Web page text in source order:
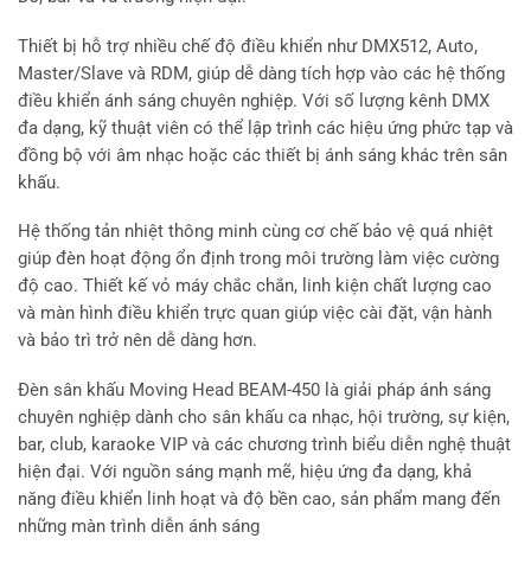
Thiết bị hỗ trợ nhiều chế độ điều khiển như DMX512, Auto,
Master/Slave và RDM, giúp dễ dàng tích hợp vào các hệ thống
điều khiển ánh sáng chuyên nghiệp. Với số lượng kênh DMX
đa dạng, kỹ thuật viên có thể lập trình các hiệu ứng phức tạp và
đồng bộ với âm nhạc hoặc các thiết bị ánh sáng khác trên sân
khấu.
Hệ thống tản nhiệt thông minh cùng cơ chế bảo vệ quá nhiệt
giúp đèn hoạt động ổn định trong môi trường làm việc cường
độ cao. Thiết kế vỏ máy chắc chắn, linh kiện chất lượng cao
và màn hình điều khiển trực quan giúp việc cài đặt, vận hành
và bảo trì trở nên dễ dàng hơn.
Đèn sân khấu Moving Head BEAM-450 là giải pháp ánh sáng
chuyên nghiệp dành cho sân khấu ca nhạc, hội trường, sự kiện,
bar, club, karaoke VIP và các chương trình biểu diễn nghệ thuật
hiện đại. Với nguồn sáng mạnh mẽ, hiệu ứng đa dạng, khả
năng điều khiển linh hoạt và độ bền cao, sản phẩm mang đến
những màn trình diễn ánh sáng